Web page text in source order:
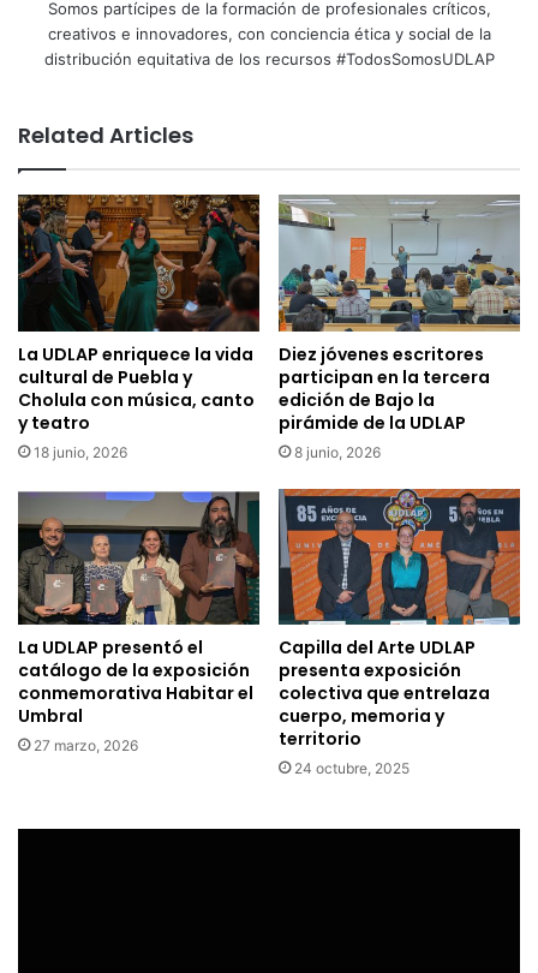
Somos partícipes de la formación de profesionales críticos,
creativos e innovadores, con conciencia ética y social de la
distribución equitativa de los recursos #TodosSomosUDLAP
Related Articles
La UDLAP enriquece la vida
cultural de Puebla y
Cholula con música, canto
y teatro
18 junio, 2026
Diez jóvenes escritores
participan en la tercera
edición de Bajo la
pirámide de la UDLAP
8 junio, 2026
La UDLAP presentó el
catálogo de la exposición
conmemorativa Habitar el
Umbral
27 marzo, 2026
Capilla del Arte UDLAP
presenta exposición
colectiva que entrelaza
cuerpo, memoria y
territorio
24 octubre, 2025